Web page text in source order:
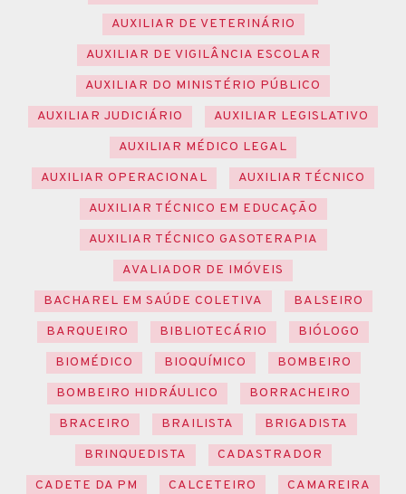
AUXILIAR DE VETERINÁRIO
AUXILIAR DE VIGILÂNCIA ESCOLAR
AUXILIAR DO MINISTÉRIO PÚBLICO
AUXILIAR JUDICIÁRIO
AUXILIAR LEGISLATIVO
AUXILIAR MÉDICO LEGAL
AUXILIAR OPERACIONAL
AUXILIAR TÉCNICO
AUXILIAR TÉCNICO EM EDUCAÇÃO
AUXILIAR TÉCNICO GASOTERAPIA
AVALIADOR DE IMÓVEIS
BACHAREL EM SAÚDE COLETIVA
BALSEIRO
BARQUEIRO
BIBLIOTECÁRIO
BIÓLOGO
BIOMÉDICO
BIOQUÍMICO
BOMBEIRO
BOMBEIRO HIDRÁULICO
BORRACHEIRO
BRACEIRO
BRAILISTA
BRIGADISTA
BRINQUEDISTA
CADASTRADOR
CADETE DA PM
CALCETEIRO
CAMAREIRA